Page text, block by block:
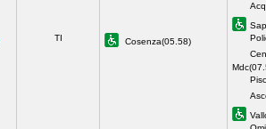
TI Cosenza(05.58)